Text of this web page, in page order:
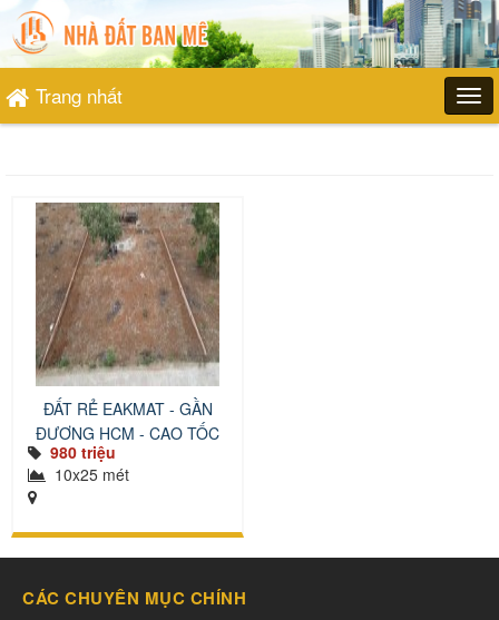
Trang nhất
ĐẤT RẺ EAKMAT - GẦN
ĐƯƠNG HCM - CAO TỐC
980 triệu
10x25 mét
CÁC CHUYÊN MỤC CHÍNH